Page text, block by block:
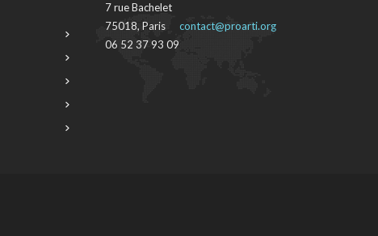
7 rue Bachelet
75018, Paris
06 52 37 93 09
contact@proarti.org